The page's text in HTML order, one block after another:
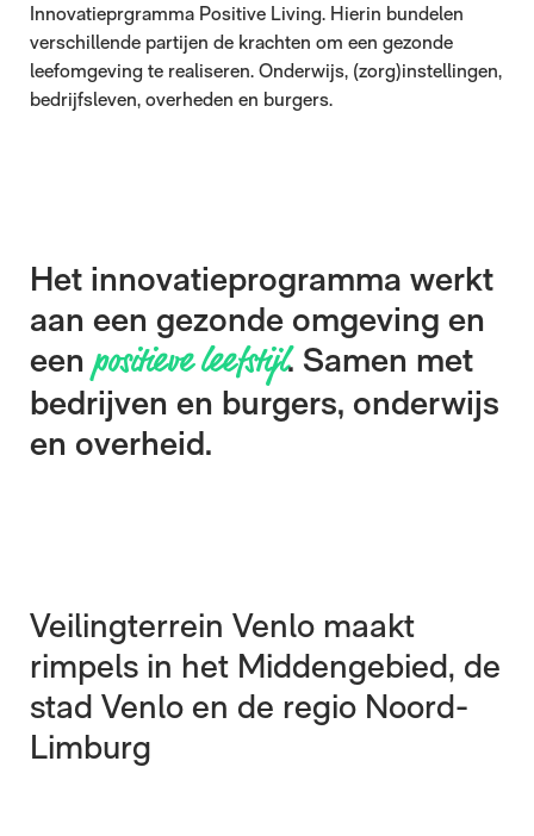
Home
Visie
Innovatieprogramma
Veelgestelde vragen
Nieuws
Innovatieprgramma Positive Living. Hierin bundelen
verschillende partijen de krachten om een gezonde
leefomgeving te realiseren. Onderwijs, (zorg)instellingen,
bedrijfsleven, overheden en burgers.
Het innovatieprogramma werkt
aan een gezonde omgeving en
een positieve leefstijl. Samen met
bedrijven en burgers, onderwijs
en overheid.
Veilingterrein Venlo maakt
rimpels in het Middengebied, de
stad Venlo en de regio Noord-
Limburg